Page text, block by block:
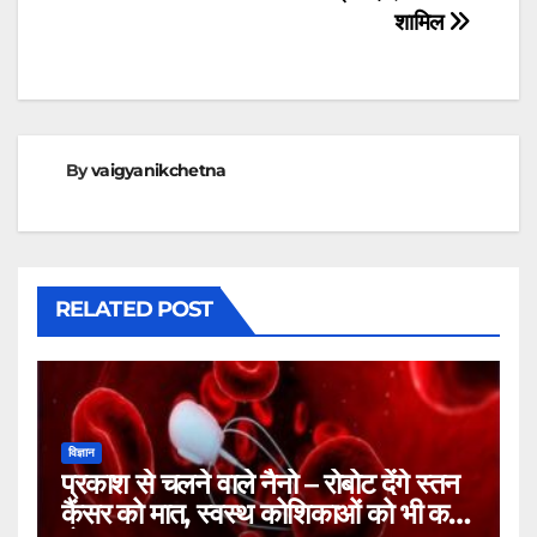
शामिल
Byvaigyanikchetna
RELATED POST
विज्ञान
प्रकाश से चलने वाले नैनो – रोबोट देंगे स्तन
कैंसर को मात, स्वस्थ कोशिकाओं को भी कम